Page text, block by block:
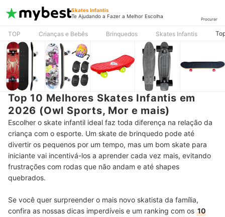
Skates Infantis
Te Ajudando a Fazer a Melhor Escolha
Procurar
TOP Crianças e Bebês Brinquedos Skates Infantis
Top 10 Melhores Skates Infantis em
2026 (Owl Sports, Mor e mais)
Escolher o skate infantil ideal faz toda diferença na relação da
criança com o esporte. Um skate de brinquedo pode até
divertir os pequenos por um tempo, mas um bom skate para
iniciante vai incentivá-los a aprender cada vez mais, evitando
frustrações com rodas que não andam e até shapes
quebrados.
Se você quer surpreender o mais novo skatista da família,
confira as nossas dicas imperdíveis e um ranking com os 10